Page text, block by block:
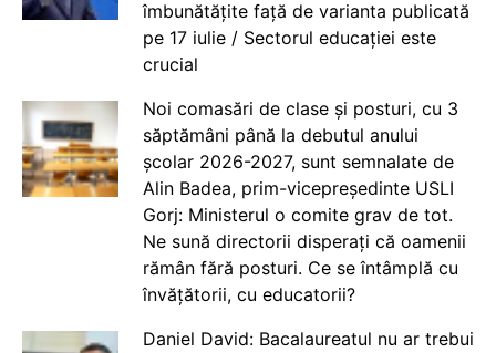
îmbunătățite față de varianta publicată
pe 17 iulie / Sectorul educației este
crucial
Noi comasări de clase și posturi, cu 3
săptămâni până la debutul anului
școlar 2026-2027, sunt semnalate de
Alin Badea, prim-vicepreședinte USLI
Gorj: Ministerul o comite grav de tot.
Ne sună directorii disperați că oamenii
rămân fără posturi. Ce se întâmplă cu
învățătorii, cu educatorii?
Daniel David: Bacalaureatul nu ar trebui